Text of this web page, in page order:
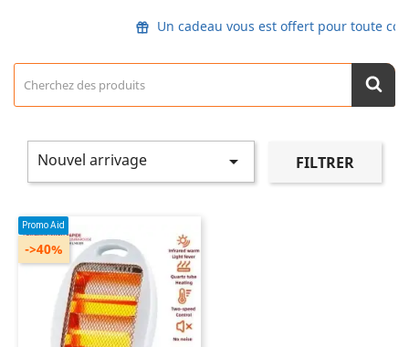
Un cadeau vous est offert pour toute
Nouvel arrivage  FILTRER
Promo Aid
->40%